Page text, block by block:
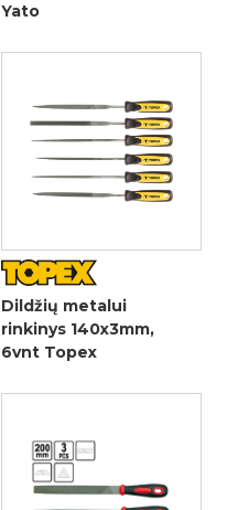
Yato
Dildžių metalui
rinkinys 140x3mm,
6vnt Topex